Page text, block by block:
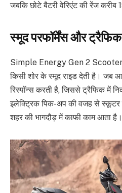
जबकि छोटे बैटरी वेरिएंट की रेंज करीब
स्मूद परफॉर्मेंस और
Simple Energy Gen 2 Scooter
किसी शोर के स्मूद राइड देती है। जब
रिस्पॉन्स करती है, जिससे ट्रैफिक में
इलेक्ट्रिक पिक-अप की वजह से स्कूटर
शहर की भागदौड़ में काफी काम आता है।